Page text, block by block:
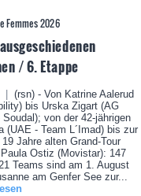
Femmes 2026
/ 6. Etappe
|
(rsn) - Von Katrine Aalerud
bis Urska Zigart (AG
Soudal); von der 42-jährigen
(UAE - Team L´Imad) bis zur
Jahre alten Grand-Tour
Ostiz (Movistar): 147
Teams sind am 1. August
am Genfer See zur...